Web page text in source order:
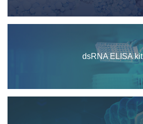
dsRNA ELISA kit